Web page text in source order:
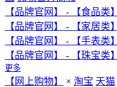
【品牌官网】 - 【食品类】
【品牌官网】 - 【家居类】
【品牌官网】 - 【手表类】
【品牌官网】 - 【珠宝类】
更多
【网上购物】 × 淘宝 天猫